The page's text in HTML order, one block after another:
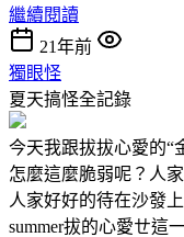
繼續閱讀
21年前
獨眼怪
夏天搞怪全記錄
今天我跟拔拔心愛的“
怎麼這麼脆弱呢？人
人家好好的待在沙發
summer拔的心愛ㄝ這